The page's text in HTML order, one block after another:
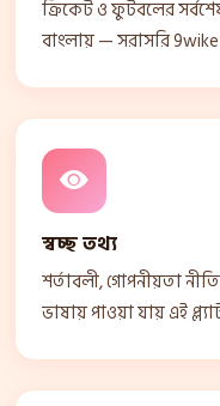
ক্রিকেট ও ফুটবলের
বাংলায় — সরাসরি
স্বচ্ছ তথ্য
শর্তাবলী, গোপনীয়তা
ভাষায় পাওয়া যায় এই